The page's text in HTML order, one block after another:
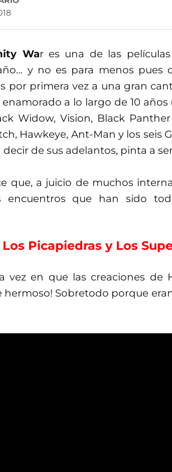
War es una de las
y no es para menos pues
por primera vez a una gran
a lo largo de 10
Widow, Vision, Black
Hawkeye, Ant-Man y los seis
de sus adelantos, pinta a ser
que, a juicio de muchos
encuentros que han sido
Los Picapiedras y Los
vez en que las creaciones de
hermoso! Sobretodo porque